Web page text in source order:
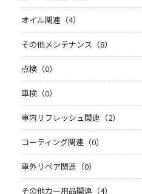
オイル関連（4）
その他メンテナンス（8）
点検（0）
車検（0）
車内リフレッシュ関連（2）
コーティング関連（0）
車外リペア関連（0）
その他カー用品関連（4）